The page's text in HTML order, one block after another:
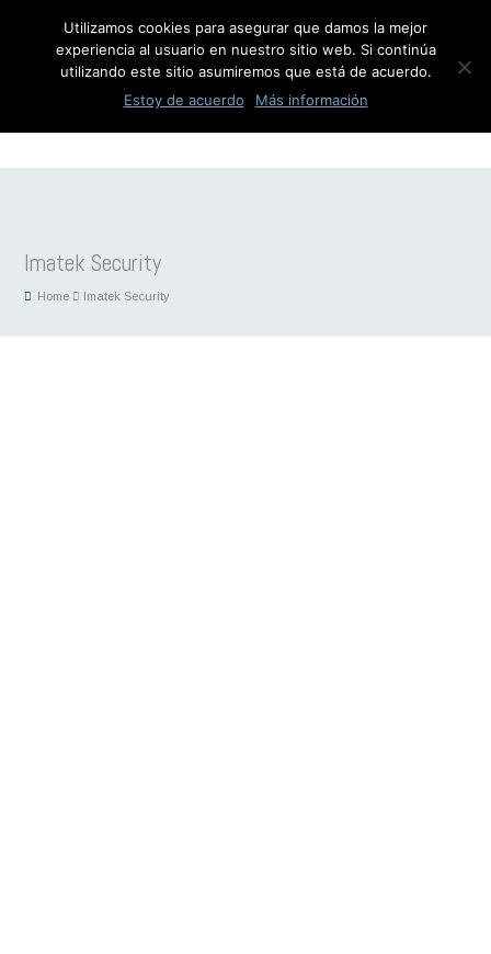
Imatek Security
Home Imatek Security
Utilizamos cookies para asegurar que damos la mejor
experiencia al usuario en nuestro sitio web. Si continúa
utilizando este sitio asumiremos que está de acuerdo.
Estoy de acuerdo
Más información